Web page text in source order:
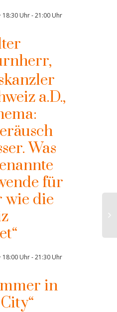
Presseartikel | Frau im
Spiegel vom 12.03.26
18:30 Uhr-21:00 Uhr
a.D.,
Was
für
wie die
18:00 Uhr-21:30 Uhr
in